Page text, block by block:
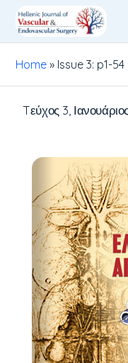
Home » Issue 3: p1-
Tεύχος 3,